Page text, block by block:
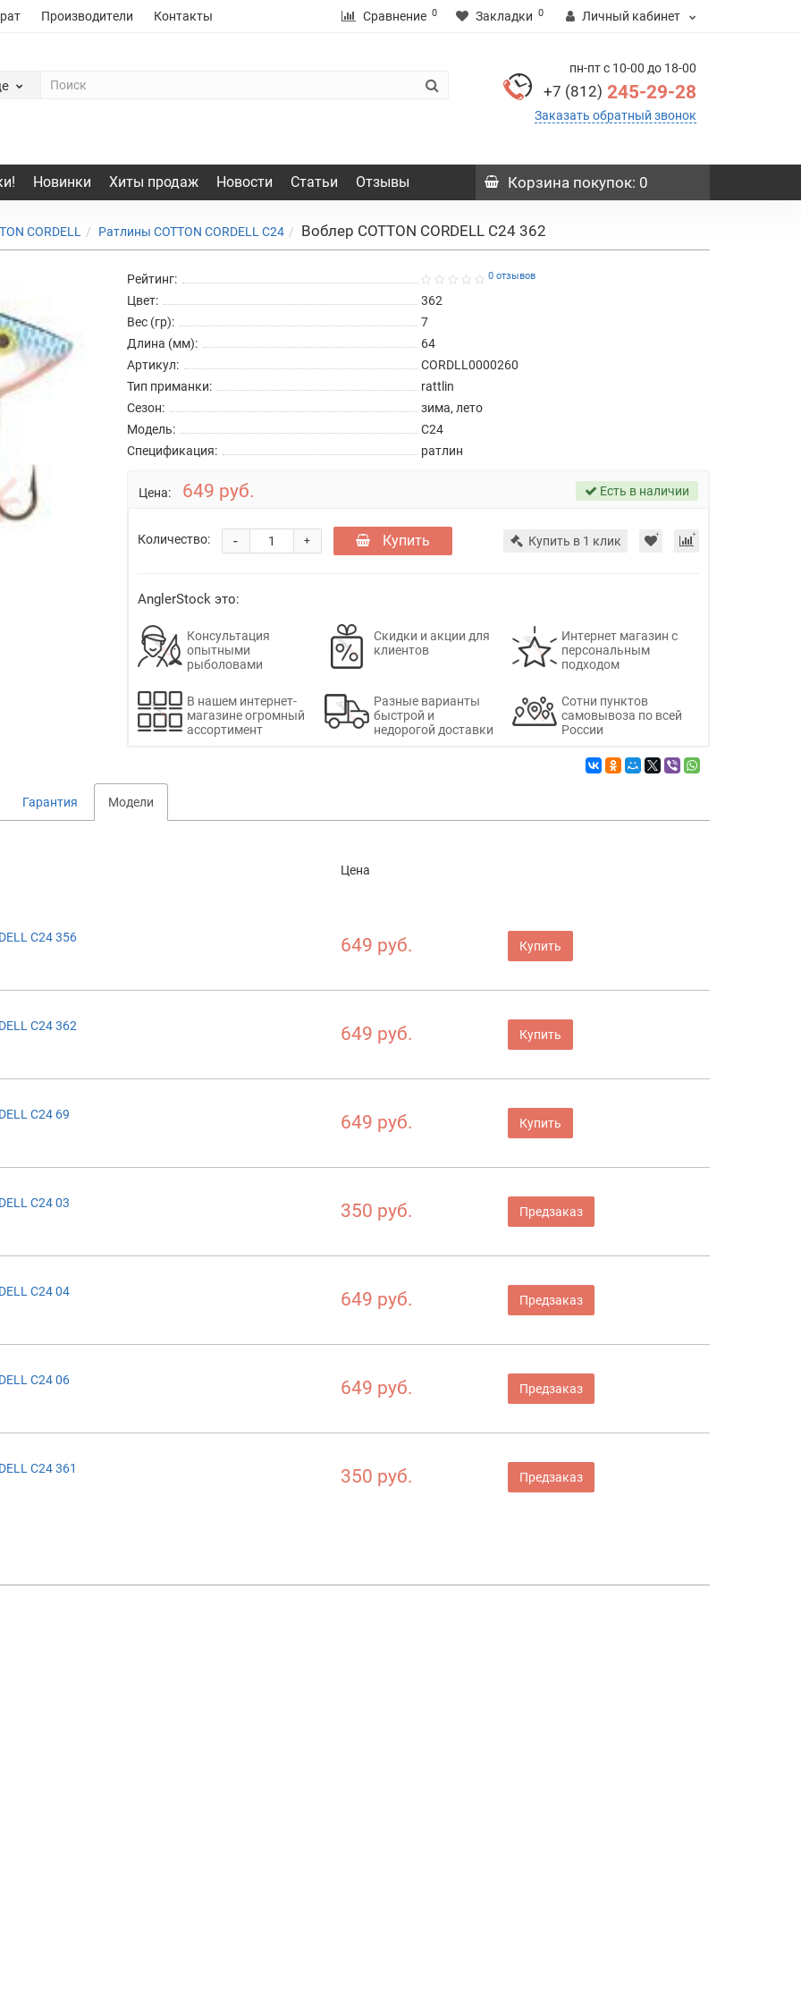
Производители Контакты Сравнение 0 Закладки 0 Личный кабинет
пн-пт с 10-00 до 18-00
+7 (812) 245-29-28
Заказать обратный звонок
Новинки Хиты продаж Новости Статьи Отзывы Корзина покупок: 0
CORDELL Ратлины COTTON CORDELL C24 Воблер COTTON CORDELL C24 362
Рейтинг: 0 отзывов
Цвет:
362
Вес (гр):
7
Длина (мм):
64
Артикул:
CORDLL0000260
Тип приманки:
rattlin
Сезон:
зима, лето
Модель:
C24
Спецификация:
ратлин
Цена: 649 руб. Есть в наличии
Количество: +
- Купить Купить в 1 клик
AnglerStock это:
Консультация
опытными
рыболовами
Скидки и акции для
клиентов
Интернет магазин с
персональным
подходом
В нашем интернет-
магазине огромный
ассортимент
Разные варианты
быстрой и
недорогой доставки
Сотни пунктов
самовывоза по всей
России
Гарантия Модели
Цена
C24 356 649 руб. Купить
C24 362 649 руб. Купить
C24 69 649 руб. Купить
C24 03 350 руб. Предзаказ
C24 04 649 руб. Предзаказ
C24 06 649 руб. Предзаказ
C24 361 350 руб. Предзаказ